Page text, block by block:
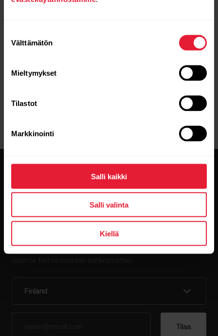
valinta
Välttämätön
Mieltymykset
Tilastot
Markkinointi
Salli kaikki
Salli valinta
Kiellä
sinulla on edelleen synkkausongelmia, jatka
Pysy ajan tasalla.